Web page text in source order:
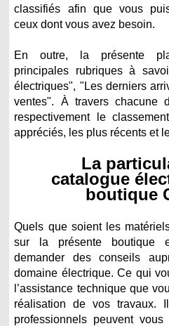
classifiés afin que vous
ceux dont vous avez besoin.
En outre, la présente
principales rubriques à
électriques", "Les derniers
ventes". À travers chacune
respectivement le
appréciés, les plus récents et
La
catalogue
boutique
Quels que soient les
sur la présente boutique
demander des conseils
domaine électrique. Ce qui
l’assistance technique que
réalisation de vos travaux.
professionnels peuvent